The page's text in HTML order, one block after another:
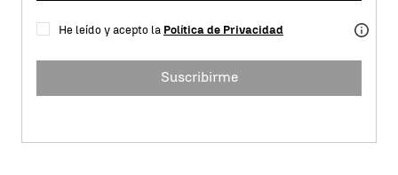
He leído y acepto la Política de Privacidad
Suscribirme